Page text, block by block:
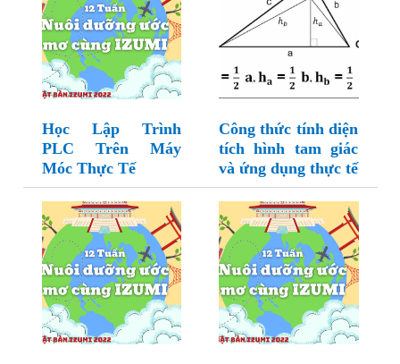
Học Lập Trình
PLC Trên Máy
Móc Thực Tế
Công thức tính diện
tích hình tam giác
và ứng dụng thực tế